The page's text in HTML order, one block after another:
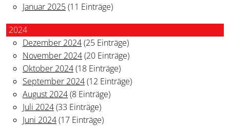
Januar 2025(11 Einträge)
2024
Dezember 2024(25 Einträge)
November 2024(20 Einträge)
Oktober 2024(18 Einträge)
September 2024(12 Einträge)
August 2024(8 Einträge)
Juli 2024(33 Einträge)
Juni 2024(17 Einträge)